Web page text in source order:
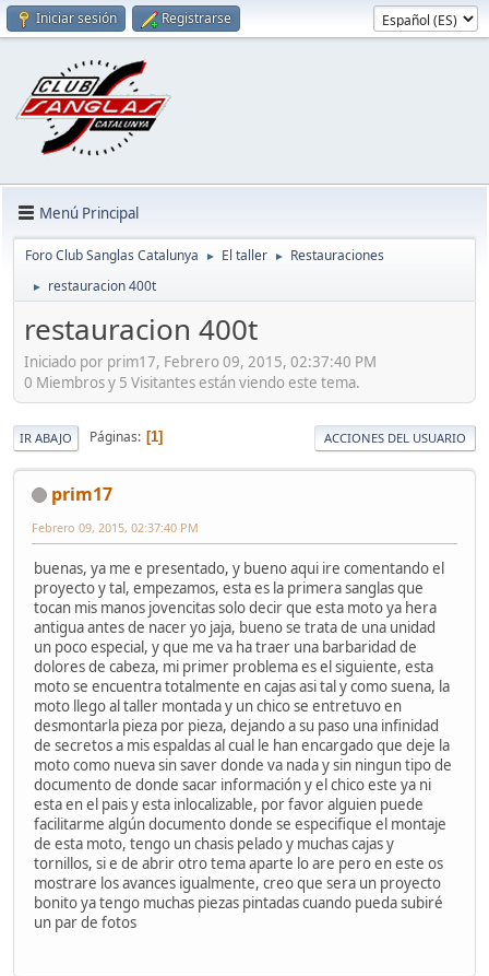
Iniciar sesión Registrarse
Menú Principal
Foro Club Sanglas Catalunya ► El taller ► Restauraciones
► restauracion 400t
restauracion 400t
Iniciado por prim17, Febrero 09, 2015, 02:37:40 PM
0 Miembros y 5 Visitantes están viendo este tema.
IR ABAJO Páginas 1 ACCIONES DEL USUARIO
prim17
Febrero 09, 2015, 02:37:40 PM
buenas, ya me e presentado, y bueno aqui ire comentando el
proyecto y tal, empezamos, esta es la primera sanglas que
tocan mis manos jovencitas solo decir que esta moto ya hera
antigua antes de nacer yo jaja, bueno se trata de una unidad
un poco especial, y que me va ha traer una barbaridad de
dolores de cabeza, mi primer problema es el siguiente, esta
moto se encuentra totalmente en cajas asi tal y como suena, la
moto llego al taller montada y un chico se entretuvo en
desmontarla pieza por pieza, dejando a su paso una infinidad
de secretos a mis espaldas al cual le han encargado que deje la
moto como nueva sin saver donde va nada y sin ningun tipo de
documento de donde sacar información y el chico este ya ni
esta en el pais y esta inlocalizable, por favor alguien puede
facilitarme algún documento donde se especifique el montaje
de esta moto, tengo un chasis pelado y muchas cajas y
tornillos, si e de abrir otro tema aparte lo are pero en este os
mostrare los avances igualmente, creo que sera un proyecto
bonito ya tengo muchas piezas pintadas cuando pueda subiré
un par de fotos